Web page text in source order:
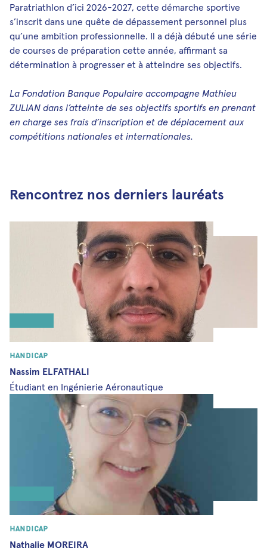
Paratriathlon d’ici 2026-2027, cette démarche sportive
s’inscrit dans une quête de dépassement personnel plus
qu’une ambition professionnelle. Il a déjà débuté une série
de courses de préparation cette année, affirmant sa
détermination à progresser et à atteindre ses objectifs.
La Fondation Banque Populaire accompagne Mathieu
ZULIAN dans l’atteinte de ses objectifs sportifs en prenant
en charge ses frais d’inscription et de déplacement aux
compétitions nationales et internationales.
Rencontrez nos derniers lauréats
Handicap
Nassim ELFATHALI
Étudiant en Ingénierie Aéronautique
Handicap
Nathalie MOREIRA